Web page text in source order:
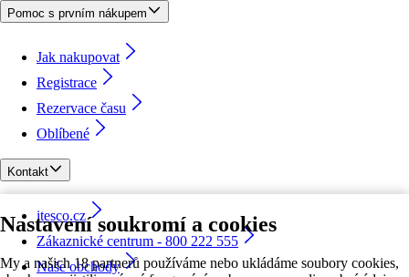
Nastavení soukromí a cookies
My a našich 18 partnerů používáme nebo ukládáme soubory cookies,
Pomoc s prvním nákupem
Jak nakupovat
Registrace
Rezervace času
Oblíbené
Kontakt
itesco.cz
Zákaznické centrum - 800 222 555
Naše obchody